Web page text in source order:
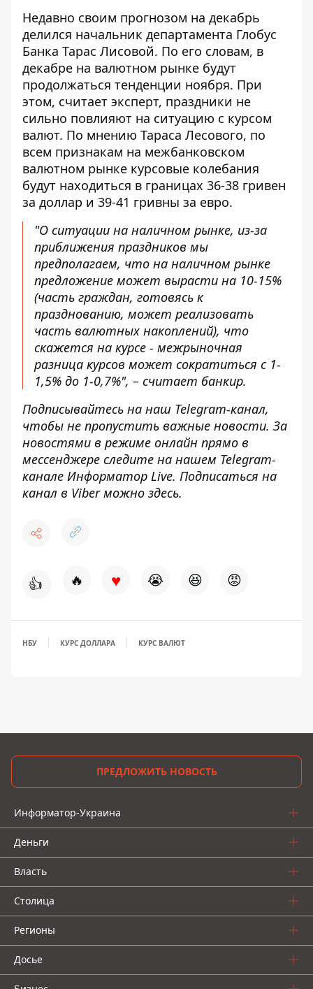
Недавно своим прогнозом на декабрь
делился начальник департамента Глобус
Банка Тарас Лисовой. По его словам, в
декабре на валютном рынке будут
продолжаться тенденции ноября. При
этом, считает эксперт, праздники не
сильно повлияют на ситуацию с курсом
валют. По мнению Тараса Лесового, по
всем признакам на межбанковском
валютном рынке курсовые колебания
будут находиться в границах 36-38 гривен
за доллар и 39-41 гривны за евро.
"О ситуации на наличном рынке, из-за
приближения праздников мы
предполагаем, что на наличном рынке
предложение может вырасти на 10-15%
(часть граждан, готовясь к
празднованию, может реализовать
часть валютных накоплений), что
скажется на курсе - межрыночная
разница курсов может сократиться с 1-
1,5% до 1-0,7%", – считает банкир.
Подписывайтесь на наш Telegram-канал,
чтобы не пропустить важные новости. За
новостями в режиме онлайн прямо в
мессенджере следите на нашем Telegram-
канале Информатор Live. Подписаться на
канал в Viber можно здесь.
👍 🔥 ♥ 😭 😆 😡
НБУ КУРС ДОЛЛАРА КУРС ВАЛЮТ
ПРЕДЛОЖИТЬ НОВОСТЬ
Информатор-Украина
Деньги
Власть
Столица
Регионы
Досье